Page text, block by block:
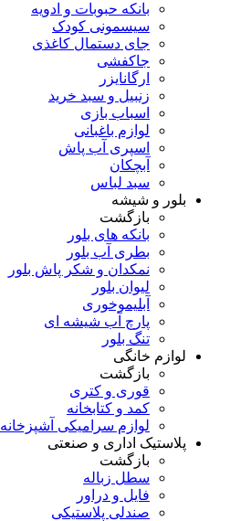
بانکه حبوبات و ادویه
سیسمونی کودک
جای دستمال کاغذی
جاکفشی
ارگانایزر
زنبیل و سبد خرید
اسباب بازی
لوازم باغبانی
اسپری آب پاش
آبچکان
سبد لباس
بلور و شیشه
بازگشت
بانکه های بلور
بطری آب بلور
نمکدان و شکر پاش بلور
لیوان بلور
آبلیموخوری
پارچ آب شیشه ای
تنگ بلور
لوازم خانگی
بازگشت
قوری و کتری
کمد و کتابخانه
لوازم سرامیکی آشپزخانه
پلاستیک اداری و صنعتی
بازگشت
سطل زباله
فایل و دراور
صندلی پلاستیکی